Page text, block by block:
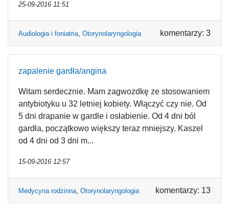
25-09-2016 11:51
Audiologia i foniatria, Otorynolaryngologia komentarzy: 3
zapalenie gardła/angina
Witam serdecznie. Mam zagwozdkę ze stosowaniem
antybiotyku u 32 letniej kobiety. Włączyć czy nie. Od
5 dni drapanie w gardle i osłabienie. Od 4 dni ból
gardła, początkowo większy teraz mniejszy. Kaszel
od 4 dni od 3 dni m...
15-09-2016 12:57
Medycyna rodzinna, Otorynolaryngologia komentarzy: 13